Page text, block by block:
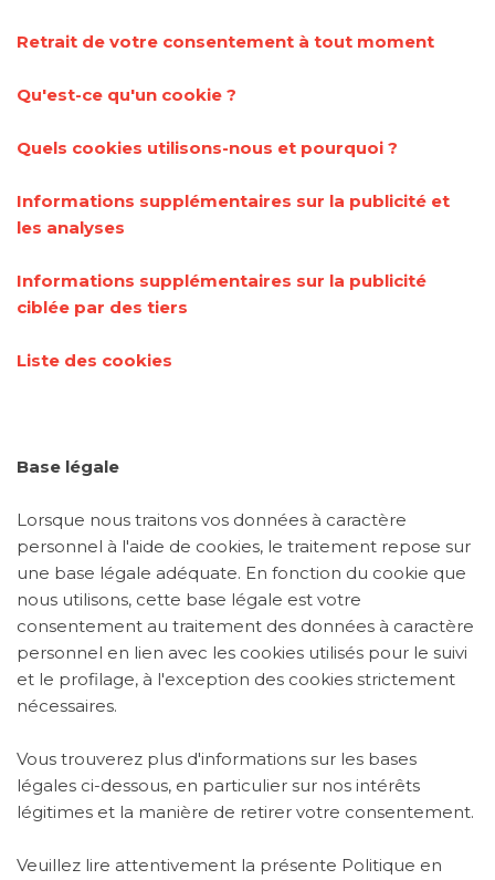
Retrait de votre consentement à tout moment
Qu'est-ce qu'un cookie ?
Quels cookies utilisons-nous et pourquoi ?
Informations supplémentaires sur la publicité et
les analyses
Informations supplémentaires sur la publicité
ciblée par des tiers
Liste des cookies
Base légale
Lorsque nous traitons vos données à caractère
personnel à l'aide de cookies, le traitement repose sur
une base légale adéquate. En fonction du cookie que
nous utilisons, cette base légale est votre
consentement au traitement des données à caractère
personnel en lien avec les cookies utilisés pour le suivi
et le profilage, à l'exception des cookies strictement
nécessaires.
Vous trouverez plus d'informations sur les bases
légales ci-dessous, en particulier sur nos intérêts
légitimes et la manière de retirer votre consentement.
Veuillez lire attentivement la présente Politique en